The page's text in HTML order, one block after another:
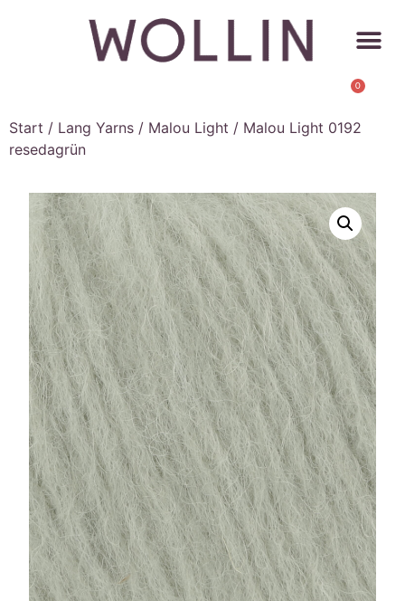
0
Start / Lang Yarns / Malou Light / Malou Light 0192
resedagrün